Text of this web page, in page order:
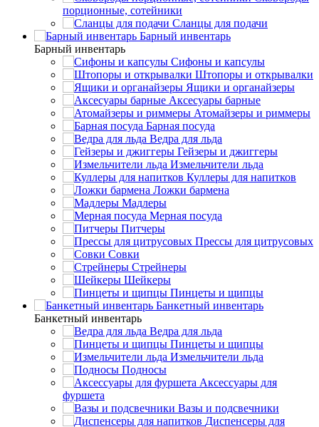
порционные, сотейники
Сланцы для подачи
Барный инвентарь
Барный инвентарь
Сифоны и капсулы
Штопоры и открывалки
Ящики и органайзеры
Аксесуары барные
Атомайзеры и риммеры
Барная посуда
Ведра для льда
Гейзеры и джиггеры
Измельчители льда
Куллеры для напитков
Ложки бармена
Мадлеры
Мерная посуда
Питчеры
Прессы для цитрусовых
Совки
Стрейнеры
Шейкеры
Пинцеты и щипцы
Банкетный инвентарь
Банкетный инвентарь
Ведра для льда
Пинцеты и щипцы
Измельчители льда
Подносы
Аксессуары для
фуршета
Вазы и подсвечники
Диспенсеры для